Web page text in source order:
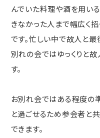
んでいた料理や酒を用い
きなかった人まで幅広く
です。忙しい中で故人と
別れの会ではゆっくりと
す。
お別れ会ではある程度の
と過ごせるため参会者と
できます。